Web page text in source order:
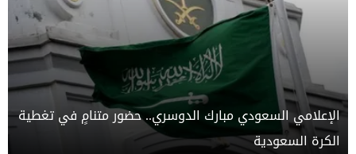
الإعلامي السعودي مبارك الدوسري.. حضور متنامٍ في تغطية
الكرة السعودية